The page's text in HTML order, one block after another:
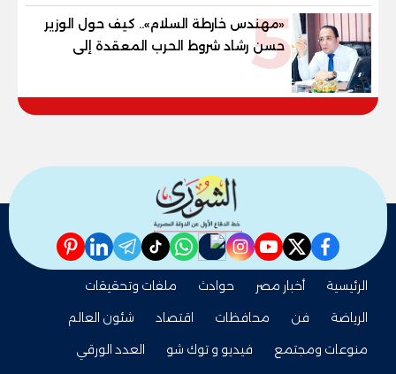
والنور للمكفوفين
5
«مهندس خارطة السلام».. كيف حول الوزير
حسن رشاد شروط الحرب المعقدة إلى
"خارطة طريق" للانسحاب والإعمار؟
facebook
twitter
youtube
instagram
nabd
whatsapp
tiktok
telegram
linkedin
pinterest
الرئيسية أخبار مصر حوادث
ملفات وتحقيقات
الرياضة
فن محافظات اقتصاد
شئون العالم
منوعات ومجتمع
فيديو و توك شو
العدد الورقي